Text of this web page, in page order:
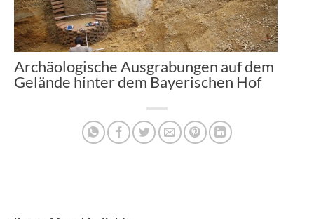
Archäologische Ausgrabungen auf dem
Gelände hinter dem Bayerischen Hof